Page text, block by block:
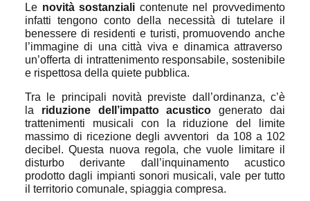
Le novità sostanziali contenute nel provvedimento
infatti tengono conto della necessità di tutelare il
benessere di residenti e turisti, promuovendo anche
l’immagine di una città viva e dinamica attraverso
un’offerta di intrattenimento responsabile, sostenibile
e rispettosa della quiete pubblica.
Tra le principali novità previste dall’ordinanza, c’è
la riduzione dell’impatto acustico generato dai
trattenimenti musicali con la riduzione del limite
massimo di ricezione degli avventori
da 108 a 102
decibel. Questa nuova regola, che vuole limitare il
disturbo derivante dall’inquinamento acustico
prodotto dagli impianti sonori musicali, vale per tutto
il territorio comunale, spiaggia compresa.